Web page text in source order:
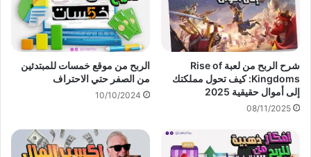
شرح الربح من لعبة Rise of
Kingdoms: كيف تحول مملكتك
إلى أموال حقيقية 2025
08/11/2025
الربح من موقع خمسات للمبتدئين
من الصفر حتي الاحتراف
10/10/2024